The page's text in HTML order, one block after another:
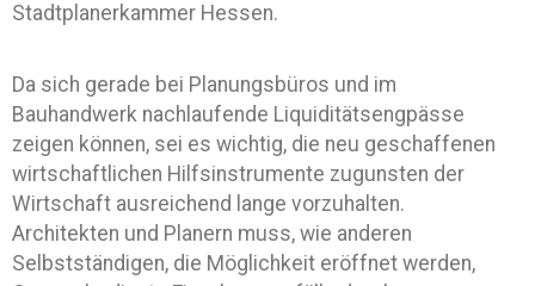
Stadtplanerkammer Hessen.
Da sich gerade bei Planungsbüros und im
Bauhandwerk nachlaufende Liquiditätsengpässe
zeigen können, sei es wichtig, die neu geschaffenen
wirtschaftlichen Hilfsinstrumente zugunsten der
Wirtschaft ausreichend lange vorzuhalten.
Architekten und Planern muss, wie anderen
Selbstständigen, die Möglichkeit eröffnet werden,